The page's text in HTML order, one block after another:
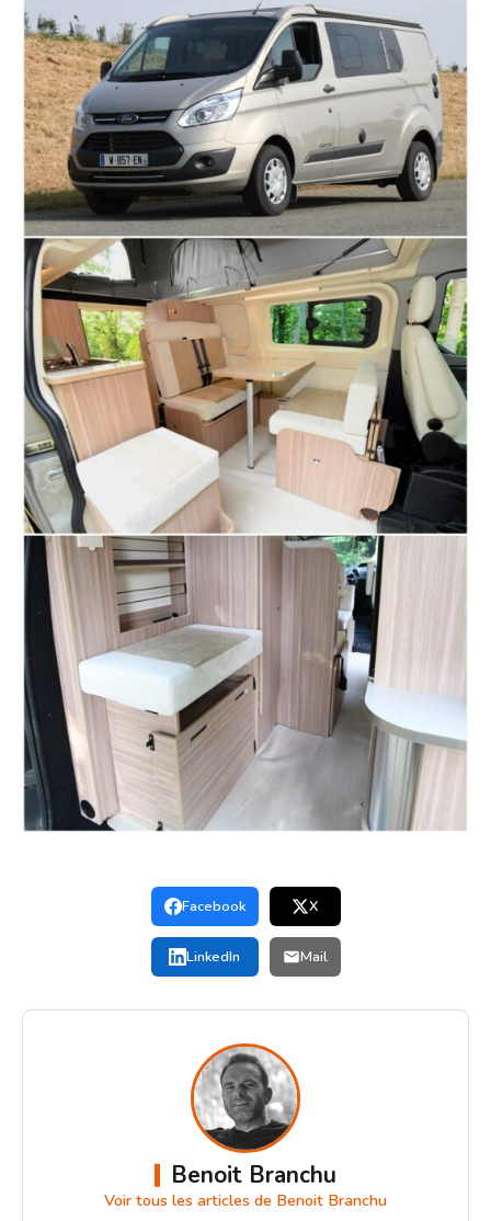
Facebook X
LinkedIn Mail
Benoit Branchu
Voir tous les articles de Benoit Branchu